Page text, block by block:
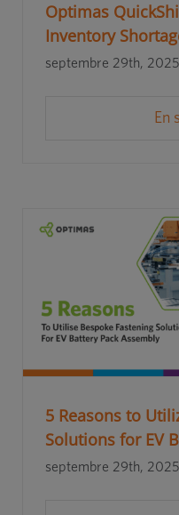
Optimas
Inventory
septembre 29th, 2025
En
5 Reasons to
Solutions for EV
septembre 29th, 2025